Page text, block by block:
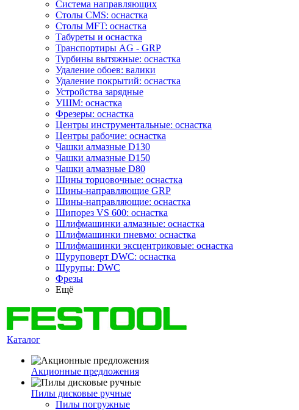
Система направляющих
Столы CMS: оснастка
Столы MFT: оснастка
Табуреты и оснастка
Транспортиры AG - GRP
Турбины вытяжные: оснастка
Удаление обоев: валики
Удаление покрытий: оснастка
Устройства зарядные
УШМ: оснастка
Фрезеры: оснастка
Центры инструментальные: оснастка
Центры рабочие: оснастка
Чашки алмазные D130
Чашки алмазные D150
Чашки алмазные D80
Шины торцовочные: оснастка
Шины-направляющие GRP
Шины-направляющие: оснастка
Шипорез VS 600: оснастка
Шлифмашинки алмазные: оснастка
Шлифмашинки пневмо: оснастка
Шлифмашинки эксцентриковые: оснастка
Шуруповерт DWC: оснастка
Шурупы: DWC
Фрезы
Ещё
Каталог
Акционные предложения
Пилы дисковые ручные
Пилы погружные